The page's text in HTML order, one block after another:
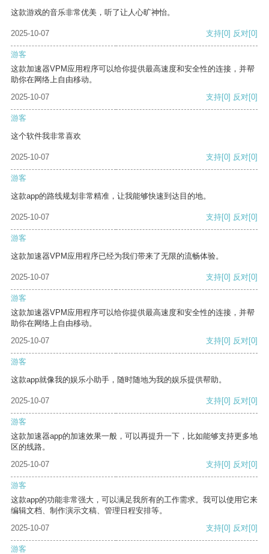
这款游戏的音乐非常优美，听了让人心旷神怡。
2025-10-07 支持[0] 反对[0]
游客
这款加速器VPM应用程序可以给你提供最高速度和安全性的连接，并帮
助你在网络上自由移动。
2025-10-07
支持[0] 反对[0]
游客
这个软件我非常喜欢
2025-10-07 支持[0] 反对[0]
游客
这款app的路线规划非常精准，让我能够快速到达目的地。
2025-10-07 支持[0] 反对[0]
游客
这款加速器VPM应用程序已经为我们带来了无限的流畅体验。
2025-10-07 支持[0] 反对[0]
游客
这款加速器VPM应用程序可以给你提供最高速度和安全性的连接，并帮
助你在网络上自由移动。
2025-10-07
支持[0] 反对[0]
游客
这款app就像我的娱乐小助手，随时随地为我的娱乐提供帮助。
2025-10-07 支持[0] 反对[0]
游客
这款加速器app的加速效果一般，可以再提升一下，比如能够支持更多地
区的线路。
2025-10-07
支持[0] 反对[0]
游客
这款app的功能非常强大，可以满足我所有的工作需求。我可以使用它来
编辑文档、制作演示文稿、管理日程安排等。
2025-10-07
支持[0] 反对[0]
游客